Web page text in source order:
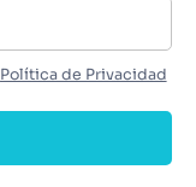
Política de Privacidad